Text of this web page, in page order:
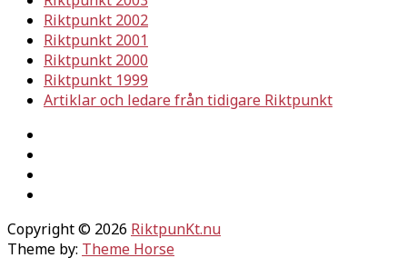
Riktpunkt 2002
Riktpunkt 2001
Riktpunkt 2000
Riktpunkt 1999
Artiklar och ledare från tidigare Riktpunkt
Copyright © 2026 RiktpunKt.nu
Theme by: Theme Horse